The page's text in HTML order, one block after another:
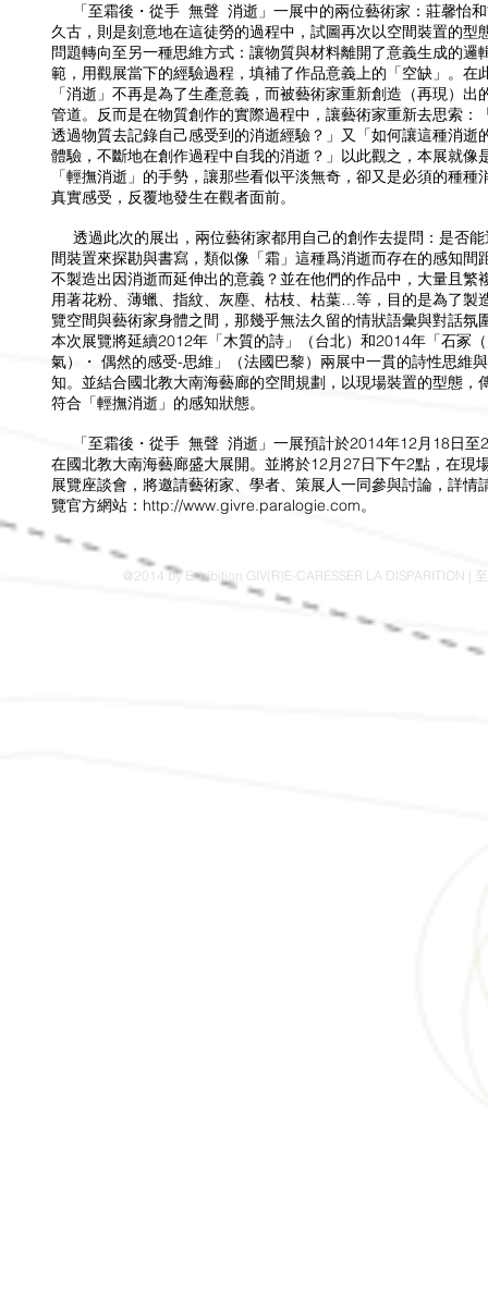
「至霜後・從手 無聲 消逝」一展中的兩位藝術家：莊馨怡
久古，則是刻意地在這徒勞的過程中，試圖再次以空間裝置的型
問題轉向至另一種思維方式：讓物質與材料離開了意義生成的邏
範，用觀展當下的經驗過程，填補了作品意義上的「空缺」。在
「消逝」不再是為了生產意義，而被藝術家重新創造（再現）出
管道。反而是在物質創作的實際過程中，讓藝術家重新去思索：
透過物質去記錄自己感受到的消逝經驗？」又「如何讓這種消逝
體驗，不斷地在創作過程中自我的消逝？」以此觀之，本展就像
「輕撫消逝」的手勢，讓那些看似平淡無奇，卻又是必須的種種
真實感受，反覆地發生在觀者面前。
透過此次的展出，兩位藝術家都用自己的創作去提問：是否能
間裝置來探勘與書寫，類似像「霜」這種爲消逝而存在的感知間
不製造出因消逝而延伸出的意義？並在他們的作品中，大量且繁
用著花粉、薄蠟、指紋、灰塵、枯枝、枯葉…等，目的是為了製
覽空間與藝術家身體之間，那幾乎無法久留的情狀語彙與對話氛
本次展覽將延續2012年「木質的詩」（台北）和2014年「石冢
氣）・ 偶然的感受-思維」（法國巴黎）兩展中一貫的詩性思維
知。並結合國北教大南海藝廊的空間規劃，以現場裝置的型態，
符合「輕撫消逝」的感知狀態。
「至霜後・從手 無聲 消逝」一展預計於2014年12月18日至
在國北教大南海藝廊盛大展開。並將於12月27日下午2點，在現
展覽座談會，將邀請藝術家、學者、策展人一同參與討論，詳情
覽官方網站： http://www.givre.paralogie.com。
@2014 by Exhibition GIV(R)E-CARESSER LA DISPARITION |